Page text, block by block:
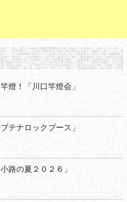
燈！「川口竿燈会」
テナロックブース」
路の夏２０２６」